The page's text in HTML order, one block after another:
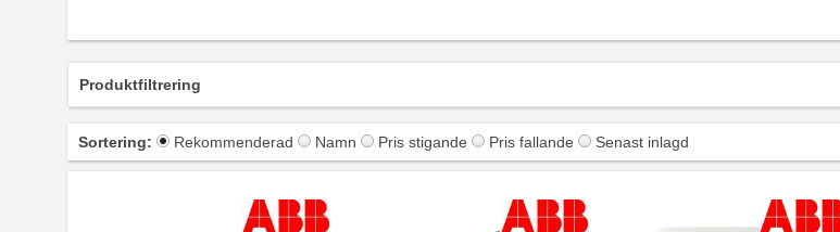
Produktfiltrering
Sortering: Rekommenderad Namn Pris stigande Pris fallande Senast inlagd